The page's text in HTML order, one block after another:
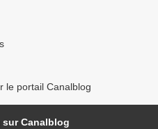
le portail Canalblog
Canalblog